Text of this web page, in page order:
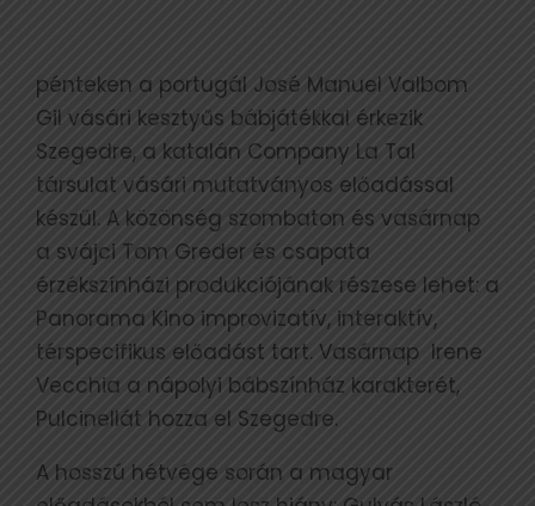
pénteken a portugál José Manuel Valbom
Gil vásári kesztyűs bábjátékkal érkezik
Szegedre, a katalán Company La Tal
társulat vásári mutatványos előadással
készül. A közönség szombaton és vasárnap
a svájci Tom Greder és csapata
érzékszínházi produkciójának részese lehet: a
Panorama Kino improvizatív, interaktív,
térspecifikus előadást tart. Vasárnap Irene
Vecchia a nápolyi bábszínház karakterét,
Pulcinellát hozza el Szegedre.
A hosszú hétvége során a magyar